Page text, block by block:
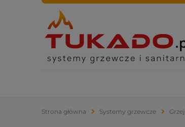
Strona główna Systemy grzewcze